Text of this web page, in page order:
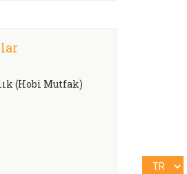
(Hobi Mutfak)